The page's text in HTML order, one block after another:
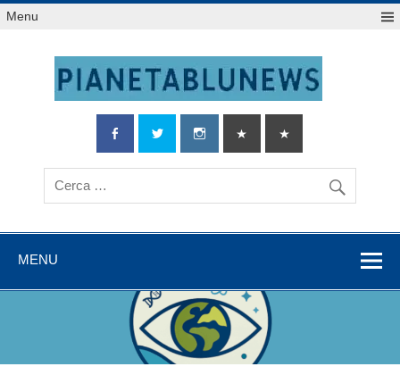
Salta
alMenu
MENU